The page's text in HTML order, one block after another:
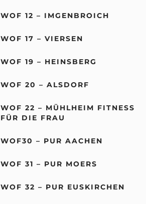
WOF 12 – IMGENBROICH
WOF 17 – VIERSEN
WOF 19 – HEINSBERG
WOF 20 – ALSDORF
WOF 22 – MÜHLHEIM FITNESS
FÜR DIE FRAU
WOF30 – PUR AACHEN
WOF 31 – PUR MOERS
WOF 32 – PUR EUSKIRCHEN